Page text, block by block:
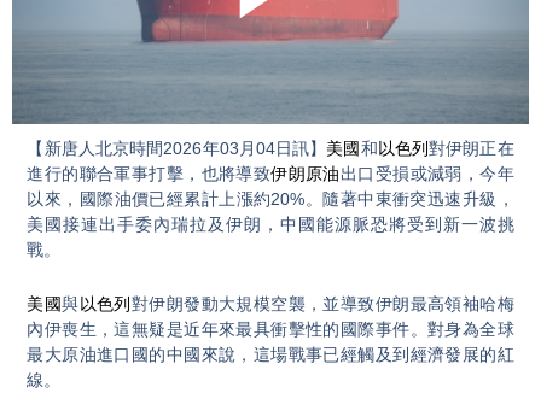
【新唐人北京時間2026年03月04日訊】 美國和以色列對伊朗正在
進行的聯合軍事打擊，也將導致伊朗原油出口受損或減弱，今年
以來，國際油價已經累計上漲約20%。隨著中東衝突迅速升級，
美國接連出手委內瑞拉及伊朗，中國能源脈恐將受到新一波挑
戰。
美國與以色列 對伊朗發動大規模空襲，並導致伊朗最高領袖哈梅
內伊喪生，這無疑是近年來最具衝擊性的國際事件。對身為全球
最大原油進口國的中國來說，這場戰事已經觸及到經濟發展的紅
線。